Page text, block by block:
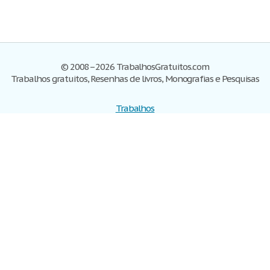
© 2008–2026 TrabalhosGratuitos.com
Trabalhos gratuitos, Resenhas de livros, Monografias e Pesquisas
Trabalhos